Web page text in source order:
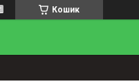
Кошик